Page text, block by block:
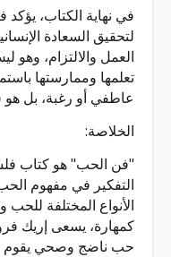
في نهاية الكتاب،
لتحقيق السعادة
العمل والالتزام،
تعلمها وممارستها
عاطفي أو رغبة، بل
الخلاصة:
"فن الحب" هو كتاب
التفكير في مفهوم
الأنواع المختلفة
كمهارة، يسعى إريك
حب ناضج وصحي يقوم